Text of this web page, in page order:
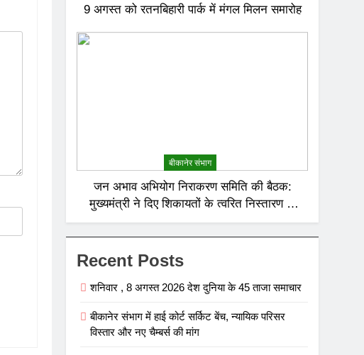
9 अगस्त को रतनबिहारी पार्क में मंगल मिलन समारोह
बीकानेर संभाग
जन अभाव अभियोग निराकरण समिति की बैठक:
मुख्यमंत्री ने दिए शिकायतों के त्वरित निस्तारण के
निर्देश; अनावश्यक बिजली कटौती पर सख्त रुख
Recent Posts
शनिवार , 8 अगस्त 2026 देश दुनिया के 45 ताजा समाचार
बीकानेर संभाग में हाई कोर्ट सर्किट बेंच, न्यायिक परिसर
विस्तार और नए चैम्बर्स की मांग